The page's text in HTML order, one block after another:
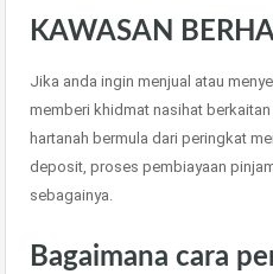
KAWASAN
Jika anda ingin menjual atau
memberi khidmat nasihat
hartanah bermula dari peringkat
deposit, proses pembiayaan
sebagainya.
Bagaimana cara